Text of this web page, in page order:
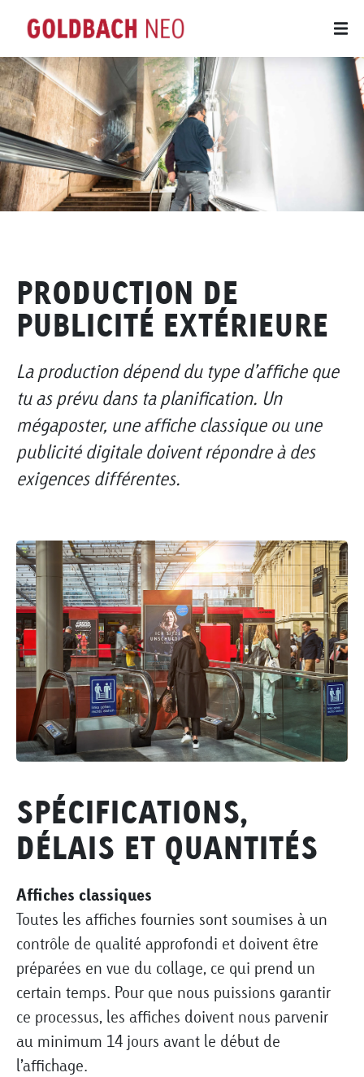
PRODUCTION DE
PUBLICITÉ EXTÉRIEURE
La production dépend du type d’affiche que
tu as prévu dans ta planification. Un
mégaposter, une affiche classique ou une
publicité digitale doivent répondre à des
exigences différentes.
SPÉCIFICATIONS,
DÉLAIS ET QUANTITÉS
Affiches classiques
Toutes les affiches fournies sont soumises à un
contrôle de qualité approfondi et doivent être
préparées en vue du collage, ce qui prend un
certain temps. Pour que nous puissions garantir
ce processus, les affiches doivent nous parvenir
au minimum 14 jours avant le début de
l’affichage.